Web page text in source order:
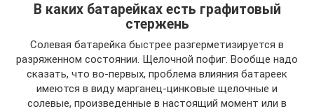
В каких батарейках есть графитовый
стержень
Солевая батарейка быстрее разгерметизируется в
разряженном состоянии. Щелочной пофиг. Вообще надо
сказать, что во-первых, проблема влияния батареек
имеются в виду марганец-цинковые щелочные и
солевые, произведенные в настоящий момент или в